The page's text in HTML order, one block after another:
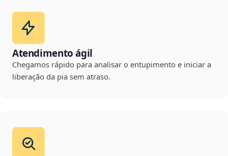
Atendimento ágil
Chegamos rápido para analisar o entupimento e iniciar a
liberação da pia sem atraso.